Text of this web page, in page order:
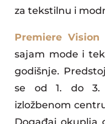
za tekstilnu i
Premiere Vision
sajam mode i
godišnje.
se od 1. do 3.
izložbenom